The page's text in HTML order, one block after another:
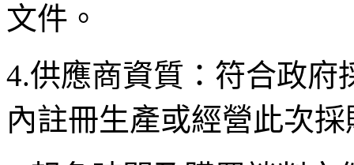
文件。
4.供應商資質：符合政府
內註冊生產或經營此次